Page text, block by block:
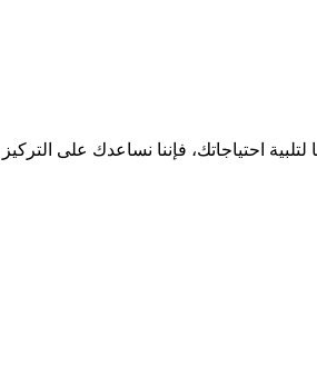
احتياجاتك، فإننا نساعدك على التركيز